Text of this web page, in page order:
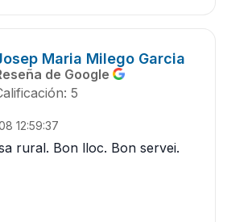
Maria Milego Garcia
de Google
5
12:59:37
rural. Bon lloc. Bon servei.